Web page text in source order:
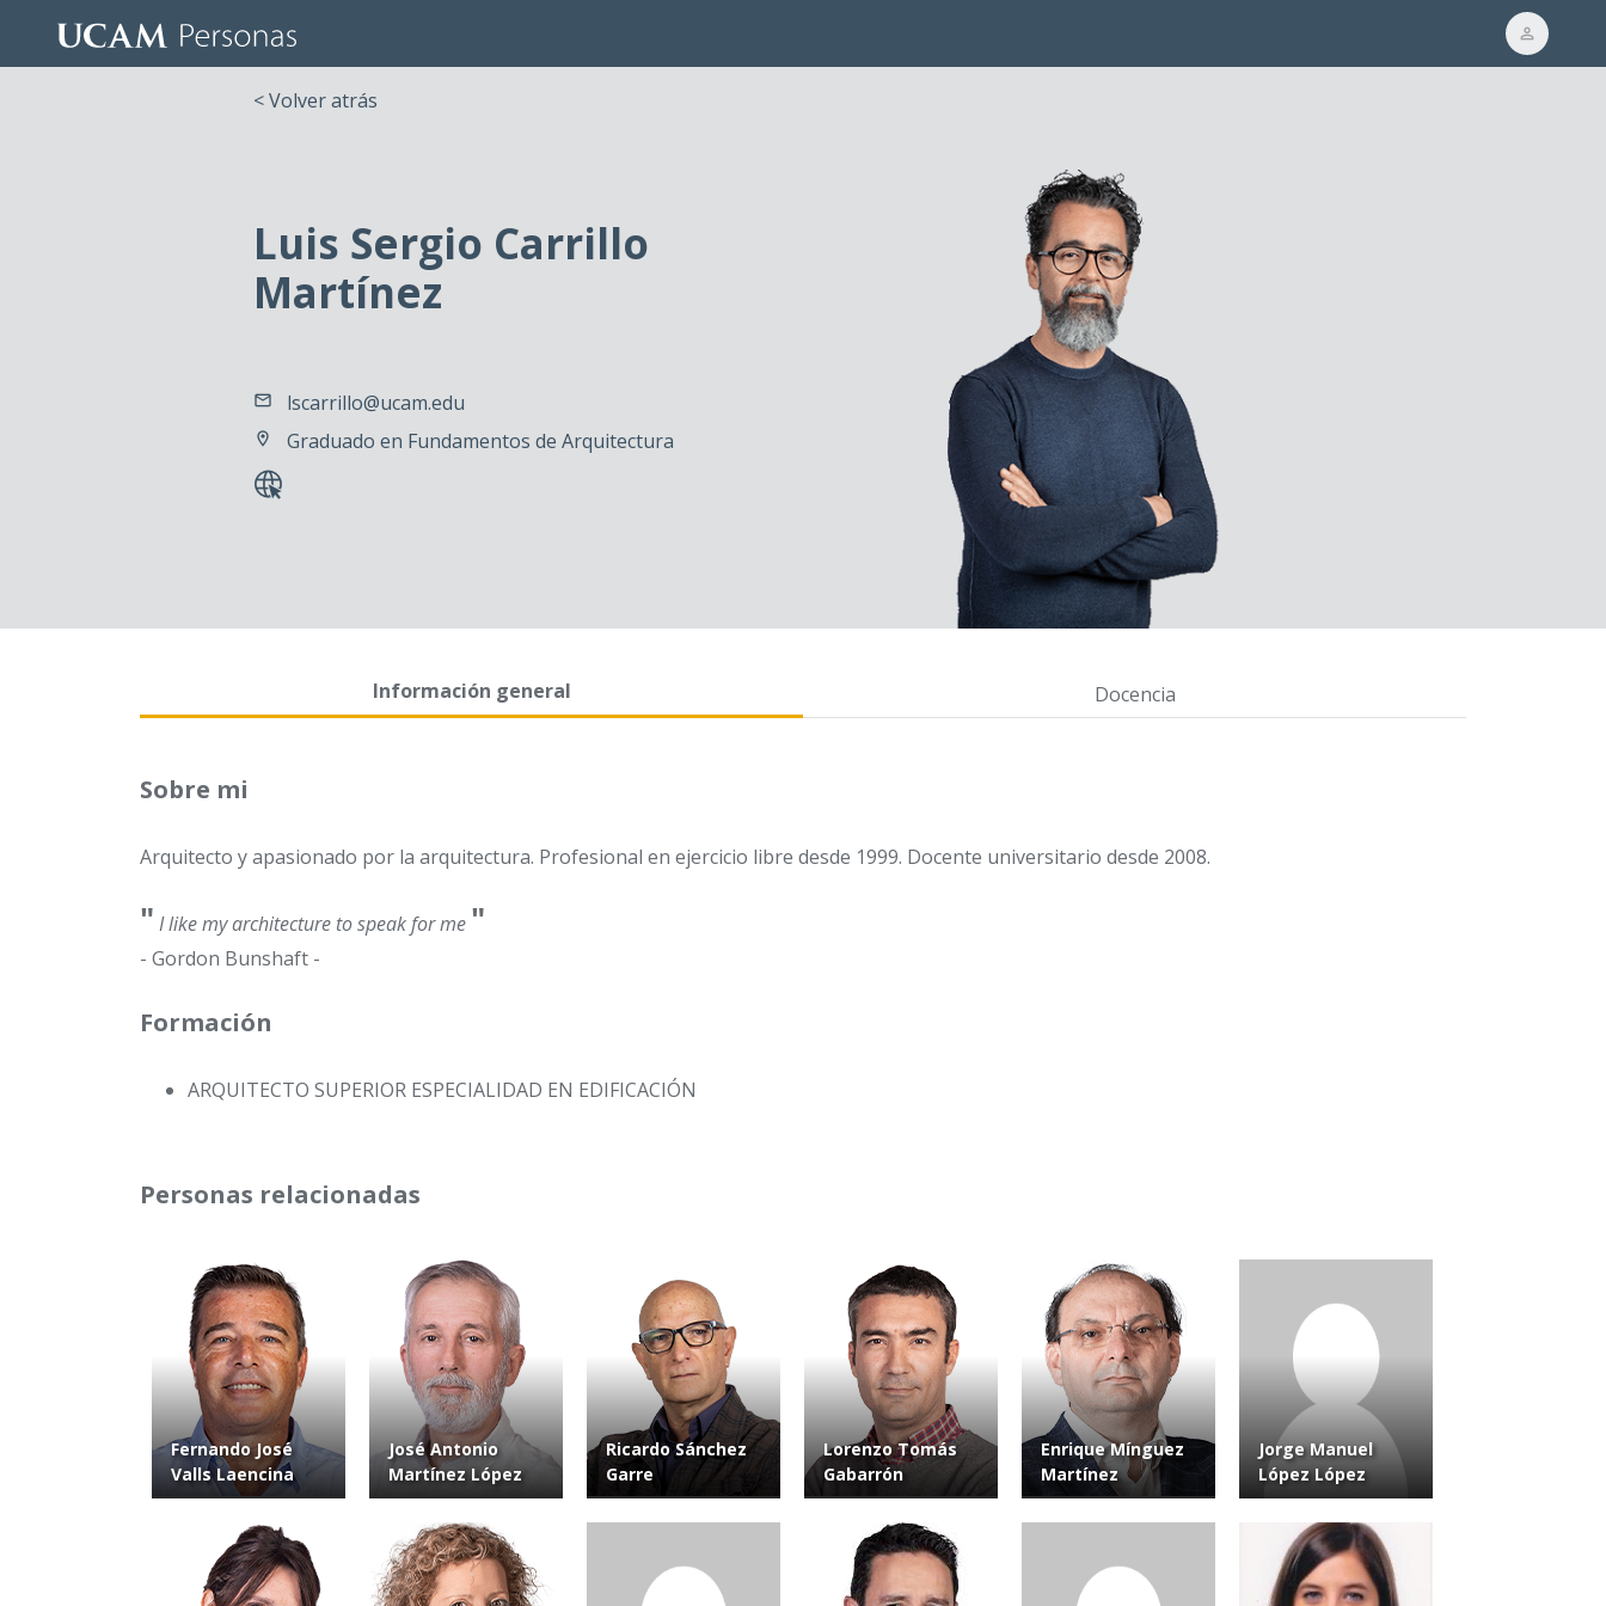
< Volver atrás
Luis Sergio Carrillo
Martínez
lscarrillo@ucam.edu
Graduado en Fundamentos de Arquitectura
Información general Docencia
Sobre mi
Arquitecto y apasionado por la arquitectura. Profesional en ejercicio libre desde 1999. Docente universitario desde 2008.
" I like my architecture to speak for me "
- Gordon Bunshaft -
Formación
ARQUITECTO SUPERIOR ESPECIALIDAD EN EDIFICACIÓN
Personas relacionadas
Fernando José
Valls Laencina
José Antonio
Martínez López
Ricardo Sánchez
Garre
Lorenzo Tomás
Gabarrón
Enrique Mínguez
Martínez
Jorge Manuel
López López